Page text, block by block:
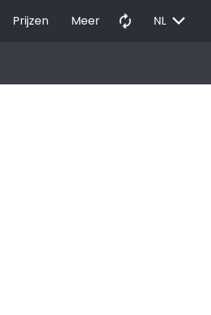
Prijzen Meer autorenew NL EXPAND_MORE